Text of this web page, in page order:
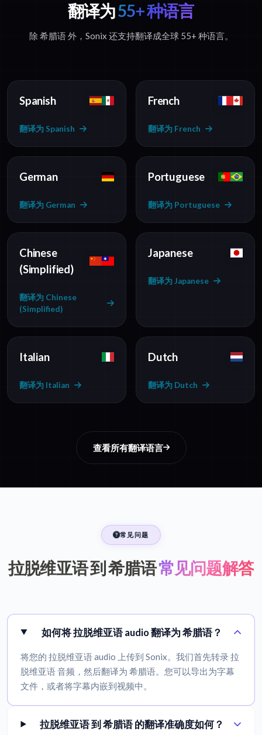
翻译为55+ 种语言
除 希腊语 外，Sonix 还支持翻译成全球 55+ 种语言。
Spanish
翻译为 Spanish
French
翻译为 French
German
翻译为 German
Portuguese
翻译为 Portuguese
Chinese
(Simplified)
翻译为 Chinese
(Simplified)
Japanese
翻译为 Japanese
Italian
翻译为 Italian
Dutch
翻译为 Dutch
查看所有翻译语言
常见问题
拉脱维亚语 到 希腊语常见问题解答
如何将 拉脱维亚语 audio 翻译为 希腊语？
将您的 拉脱维亚语 audio 上传到 Sonix。我们首先转录 拉
脱维亚语 音频，然后翻译为 希腊语。您可以导出为字幕
文件，或者将字幕内嵌到视频中。
拉脱维亚语 到 希腊语 的翻译准确度如何？